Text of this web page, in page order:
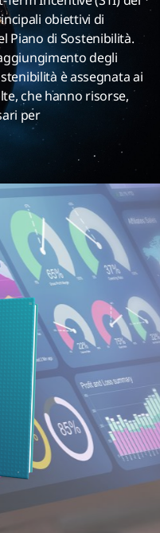
obiettivi di
Piano di Sostenibilità.
degli
è assegnata ai
che hanno risorse,
per